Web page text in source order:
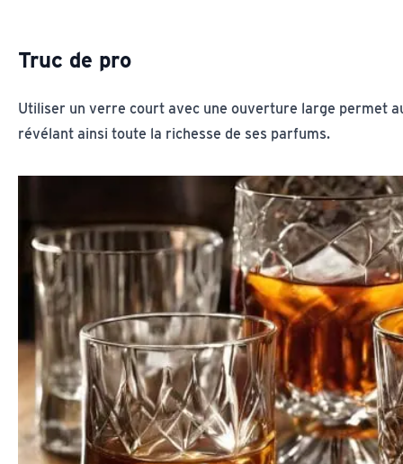
Truc de pro
Utiliser un verre court avec une ouverture large permet
révélant ainsi toute la richesse de ses parfums.